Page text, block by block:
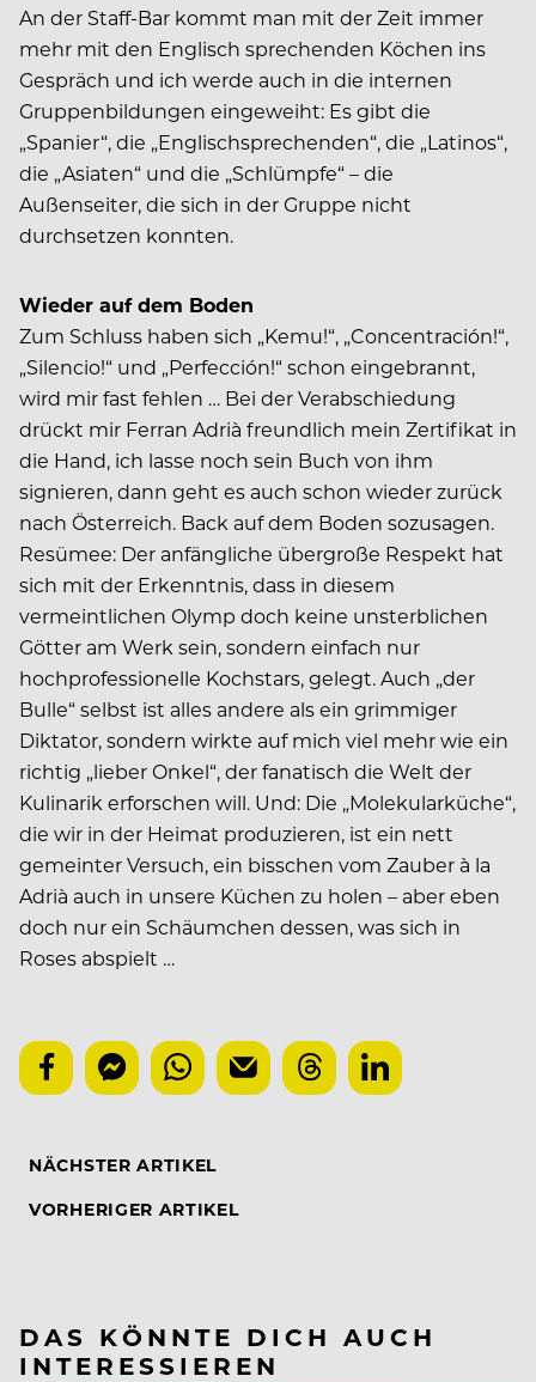
An der Staff-Bar kommt man mit der Zeit immer
mehr mit den Englisch sprechenden Köchen ins
Gespräch und ich werde auch in die internen
Gruppenbildungen eingeweiht: Es gibt die
„Spanier“, die „Englischsprechenden“, die „Latinos“,
die „Asiaten“ und die „Schlümpfe“ – die
Außenseiter, die sich in der Gruppe nicht
durchsetzen konnten.
Wieder auf dem Boden
Zum Schluss haben sich „Kemu!“, „Concentración!“,
„Silencio!“ und „Per­fección!“ schon eingebrannt,
wird mir fast fehlen … Bei der Verabschiedung
drückt mir Ferran Adrià freundlich mein Zertifikat in
die Hand, ich lasse noch sein Buch von ihm
signieren, dann geht es auch schon wieder zurück
nach Österreich. Back auf dem Boden sozusagen.
Resümee: Der anfängliche übergroße Respekt hat
sich mit der Erkenntnis, dass in diesem
vermeintlichen Olymp doch keine unsterblichen
Götter am Werk sein, sondern einfach nur
hochprofessionelle Kochstars, gelegt. Auch „der
Bulle“ selbst ist alles andere als ein grimmiger
Diktator, sondern wirkte auf mich viel mehr wie ein
richtig „lieber Onkel“, der fanatisch die Welt der
Kulinarik erforschen will. Und: Die „Molekularküche“,
die wir in der Heimat produzieren, ist ein nett
gemeinter Versuch, ein bisschen vom Zauber à la
Adrià auch in unsere Küchen zu holen – aber eben
doch nur ein Schäumchen dessen, was sich in
Roses abspielt …
NÄCHSTER ARTIKEL
VORHERIGER ARTIKEL
DAS KÖNNTE DICH AUCH
INTERESSIEREN